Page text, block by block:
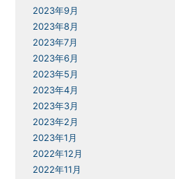
2023年9月
2023年8月
2023年7月
2023年6月
2023年5月
2023年4月
2023年3月
2023年2月
2023年1月
2022年12月
2022年11月